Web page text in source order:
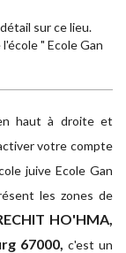
sur ce lieu.
" Ecole Gan
haut à droite et
votre compte
juive Ecole Gan
les zones de
HO'HMA,
67000, c'est un